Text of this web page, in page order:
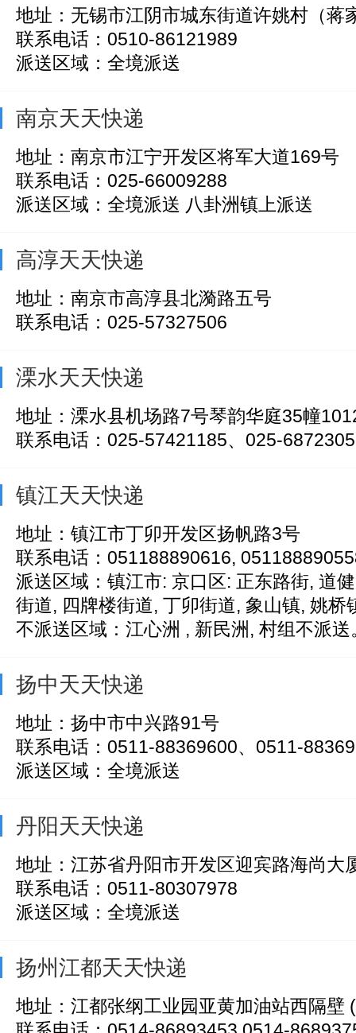
地址：无锡市江阴市城东街道许姚村（蒋
联系电话：0510-86121989
派送区域：全境派送
南京天天快递
地址：南京市江宁开发区将军大道169号
联系电话：025-66009288
派送区域：全境派送 八卦洲镇上派送
高淳天天快递
地址：南京市高淳县北漪路五号
联系电话：025-57327506
溧水天天快递
地址：溧水县机场路7号琴韵华庭35幢
联系电话：025-57421185、025-
镇江天天快递
地址：镇江市丁卯开发区扬帆路3号
联系电话：051188890616,
派送区域：镇江市: 京口区: 正东路街, 道
街道, 四牌楼街道, 丁卯街道, 象山镇, 姚桥
不派送区域：江心洲 , 新民洲, 村组不派送
扬中天天快递
地址：扬中市中兴路91号
联系电话：0511-88369600、0511-
派送区域：全境派送
丹阳天天快递
地址：江苏省丹阳市开发区迎宾路海尚大
联系电话：0511-80307978
派送区域：全境派送
扬州江都天天快递
地址：江都张纲工业园亚黄加油站西隔壁